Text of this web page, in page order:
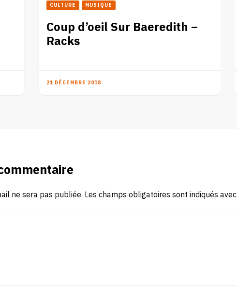
CULTURE MUSIQUE
Coup d’oeil Sur Baeredith –
Racks
21 DÉCEMBRE 2018
ne sera pas publiée. Les champs obligatoires sont indiqués avec